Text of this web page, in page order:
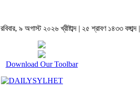
রবিবার, ৯ অগাস্ট ২০২৬ খ্রীষ্টাব্দ | ২৫ শ্রাবণ ১৪৩৩ বঙ্গাব্দ |
Download Our Toolbar